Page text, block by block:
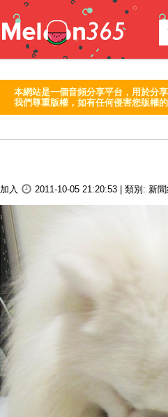
本網站是一個音頻分享平台，用於分
我們尊重版權，如有任何侵害您版權
加入 2011-10-05 21:20:53 類別: 新